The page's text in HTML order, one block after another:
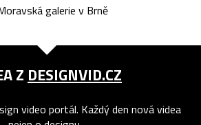
galerie v Brně
Z DESIGNVID.CZ
video portál. Každý den nová videa